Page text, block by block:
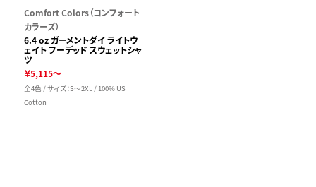
Comfort Colors（コンフォート
カラーズ）
6.4 oz ガーメントダイ ライトウ
ェイト フーデッド スウェットシャ
ツ
￥5,115～
全4色 / サイズ：S～2XL / 100% US
Cotton